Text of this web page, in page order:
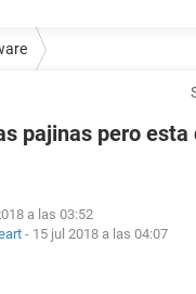
pajinas pero esta
a las 03:52
- 15 jul 2018 a las 04:07